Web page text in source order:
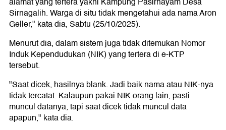
Sirnagalih. Warga di situ tidak mengetahui ada nama Aron
Geller," kata dia, Sabtu (25/10/2025).
Menurut dia, dalam sistem juga tidak ditemukan Nomor
Induk Kependudukan (NIK) yang tertera di e-KTP
tersebut.
"Saat dicek, hasilnya blank. Jadi baik nama atau NIK-nya
tidak tercatat. Kalaupun pakai NIK orang lain, pasti
muncul datanya, tapi saat dicek tidak muncul data
apapun," kata dia.